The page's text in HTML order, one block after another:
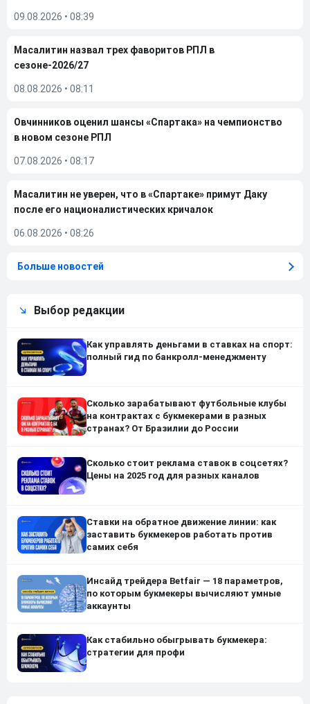
09.08.2026 • 08:39
Масалитин назвал трех фаворитов РПЛ в
сезоне-2026/27
08.08.2026 • 08:11
Овчинников оценил шансы «Спартака» на чемпионство
в новом сезоне РПЛ
07.08.2026 • 08:17
Масалитин не уверен, что в «Спартаке» примут Даку
после его националистических кричалок
06.08.2026 • 08:26
Больше новостей
Выбор редакции
Как управлять деньгами в ставках на спорт:
полный гид по банкролл-менеджменту
Сколько зарабатывают футбольные клубы
на контрактах с букмекерами в разных
странах? От Бразилии до России
Сколько стоит реклама ставок в соцсетях?
Цены на 2025 год для разных каналов
Ставки на обратное движение линии: как
заставить букмекеров работать против
самих себя
Инсайд трейдера Betfair — 18 параметров,
по которым букмекеры вычисляют умные
аккаунты
Как стабильно обыгрывать букмекера:
стратегии для профи